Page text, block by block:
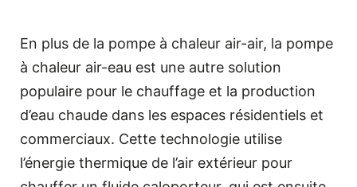
En plus de la pompe à chaleur air-air, la pompe
à chaleur air-eau est une autre solution
populaire pour le chauffage et la production
d’eau chaude dans les espaces résidentiels et
commerciaux. Cette technologie utilise
l’énergie thermique de l’air extérieur pour